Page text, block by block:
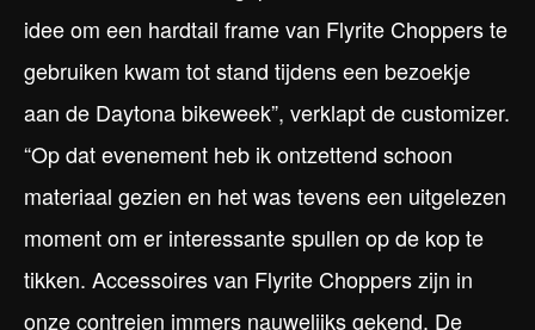
idee om een hardtail frame van Flyrite Choppers te
gebruiken kwam tot stand tijdens een bezoekje
aan de Daytona bikeweek”, verklapt de customizer.
“Op dat evenement heb ik ontzettend schoon
materiaal gezien en het was tevens een uitgelezen
moment om er interessante spullen op de kop te
tikken. Accessoires van Flyrite Choppers zijn in
onze contreien immers nauwelijks gekend. De